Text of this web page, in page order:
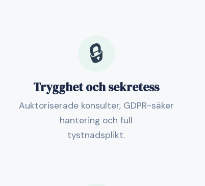
🔒
Trygghet och sekretess
Auktoriserade konsulter, GDPR-säker
hantering och full
tystnadsplikt.